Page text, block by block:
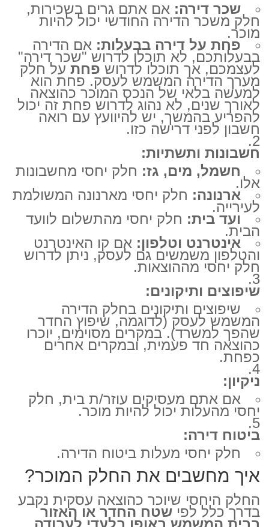
שכר דירה: אם אתם גרים בשכירות,
חלק משכר הדירה החודשי יכול להיות
מוכר.
פחת על דירה בבעלות: אם הדירה
בבעלותכם, לא תוכלו לדרוש "שכר דירה"
לעצמכם, אך תוכלו לדרוש פחת על חלק
מערך הדירה המשמש לעסק. פחת הוא
למעשה בלאי של הנכס המוכר כהוצאה
לאורך שנים, לא נהוג לדרוש פחת זה יכול
להפריע בהמשך, יש להיוועץ עם רואה
חשבון לפני דרישה כזו.
חשבונות ותשתיות:
חשמל, מים, גז: חלק יחסי מחשבונות
אלו.
ארנונה: חלק יחסי מארנונה המשולמת
לעירייה.
ועד בית: חלק יחסי מהתשלום לוועד
הבית.
אינטרנט וטלפון: אם קו האינטרנט
והטלפון משמשים גם לעסק, ניתן לדרוש
חלק יחסי מההוצאות.
שיפוצים ותיקונים:
שיפוצים ותיקונים בחלק הדירה
המשמש לעסק (לדוגמה, שיפוץ החדר
שהפך למשרד). במקרים מסוימים, יוכרו
כהוצאה חד פעמית, ובמקרים אחרים
כפחת.
ניקיון:
אם אתם מעסיקים עוזר/ת בית, חלק
יחסי מהעלות יכול להיות מוכר.
ביטוח דירה:
חלק יחסי מעלות ביטוח הדירה.
איך מחשבים את החלק המוכר?
החלק היחסי שיוכר כהוצאה עסקית נקבע
בדרך כלל לפי שטח החדר או האזור
בבית המשמש באופן בלעדי לעבודה